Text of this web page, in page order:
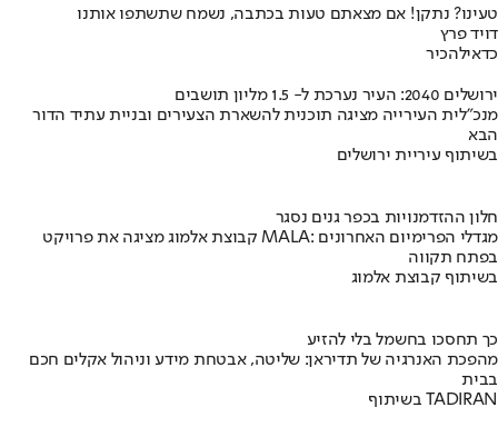
טעינו? נתקן! אם מצאתם טעות בכתבה, נשמח שתשתפו אותנו
דויד פרץ
כדאילהכיר
ירושלים 2040: העיר נערכת ל- 1.5 מליון תושבים
מנכ"לית העירייה מציגה תוכנית להשארת הצעירים ובניית עתיד הדור
הבא
בשיתוף עיריית ירושלים
חלון ההזדמנויות בכפר גנים נסגר
קבוצת אלמוג מציגה את פרויקט MALA: מגדלי הפרימיום האחרונים
בפתח תקווה
בשיתוף קבוצת אלמוג
כך תחסכו בחשמל בלי להזיע
מהפכת האנרגיה של תדיראן: שליטה, אבטחת מידע וניהול אקלים חכם
בבית
בשיתוף TADIRAN